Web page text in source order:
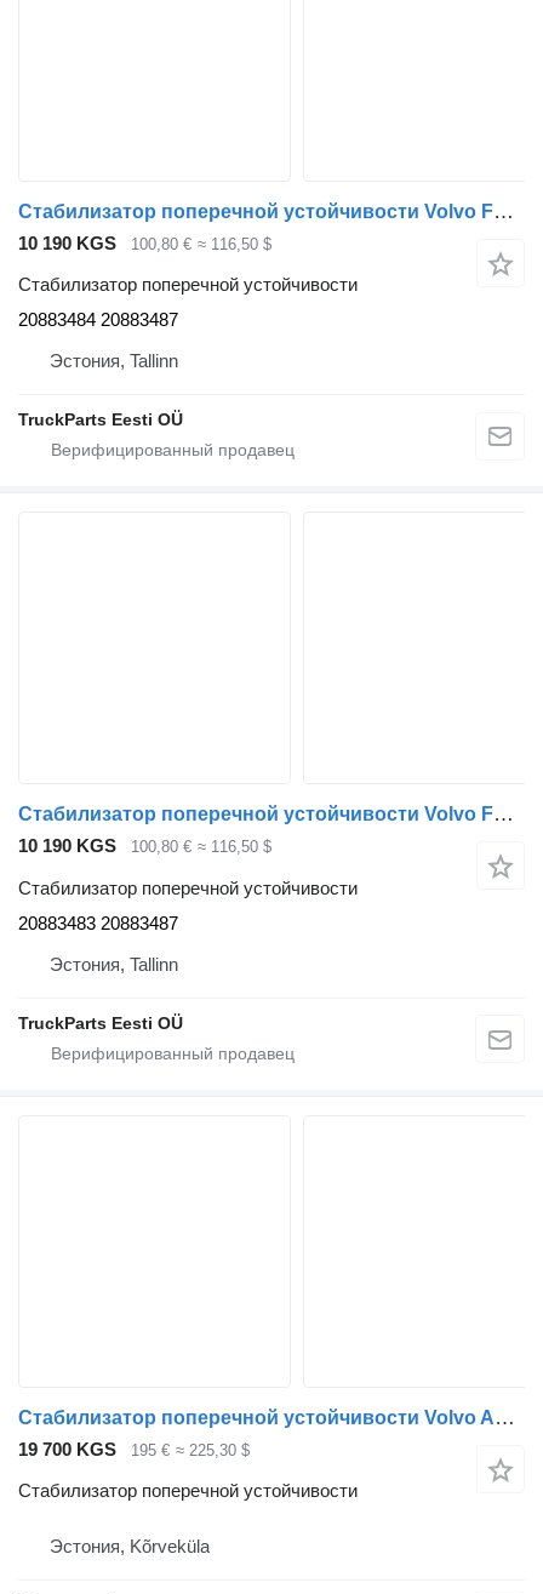
Стабилизатор поперечной устойчивости Volvo FE (01.13-) 20883484 для тягача Volvo FL, FE (2013-)
10 190 KGS 100,80 € ≈ 116,50 $
Стабилизатор поперечной устойчивости
20883484 20883487
Эстония, Tallinn
TruckParts Eesti OÜ
Стабилизатор поперечной устойчивости Volvo FE (01.13-) 20883483 для тягача Volvo FL, FE (2013-)
10 190 KGS 100,80 € ≈ 116,50 $
Стабилизатор поперечной устойчивости
20883483 20883487
Эстония, Tallinn
TruckParts Eesti OÜ
Стабилизатор поперечной устойчивости Volvo Anti roll bar для тягача Volvo FH12
19 700 KGS 195 € ≈ 225,30 $
Стабилизатор поперечной устойчивости
Эстония, Kõrveküla